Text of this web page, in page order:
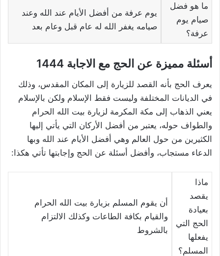
ما هو فضل
صيام يوم
عرفة؟
يوم عرفة من أفضل الأيام عند الله وعند
صيامه يغفر الله له عام قبل وعام بعد
أسئلة مميزة عن الحج مع الاجابة 1444
يعرف الحج بأنه القصد للزيارة إلى المكان المقدس، وذلك
في الديانات المختلفة وليست فقط الإسلام ولكن بالإسلام
يعني الذهاب إلى مكة المكرمة لزيارة بيت الله الحرام
والطواف حوله، يعتبر من أفضل الأركان التي يأتي إليها
الكثيرين من حول العالم وهي أفضل الأيام عند الله وبها
الدعاء مستجاب، وأفضل أسئلة عن الحج وإجابتها تأتي هكذا:
ماذا
يقصد
بعيادة
الحج التي
يفعلها
المسلم؟
أن يقوم المسلم بزيارة بيت الله الحرام
والقيام بكافة الطاعات وكذلك الالتزام
بالشروط